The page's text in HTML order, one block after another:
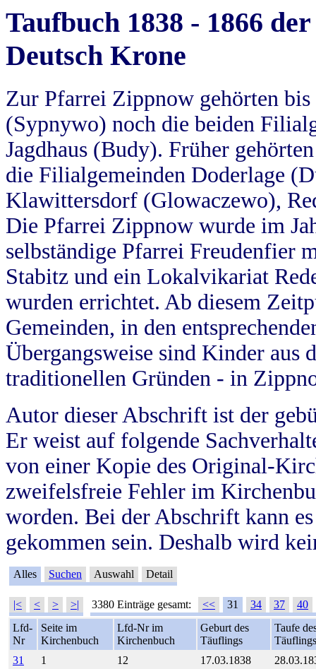
Taufbuch 1838 - 1866
Deutsch Krone
Zur Pfarrei Zippnow gehörten
(Sypnywo) noch die beiden
Jagdhaus (Budy). Früher
die Filialgemeinden Doderlage
Klawittersdorf (Glowaczewo),
Die Pfarrei Zippnow wurde im
selbständige Pfarrei Freudenfier
Stabitz und ein Lokalvikariat
wurden errichtet. Ab diesem
Gemeinden, in den
Übergangsweise sind Kinder aus
traditionellen Gründen - in
Autor dieser Abschrift ist der
Er weist auf folgende
von einer Kopie des Original-
zweifelsfreie Fehler im
worden. Bei der Abschrift kann
gekommen sein. Deshalb wird
Alles Suchen Auswahl Detail
|< < > >| 3380 Einträge gesamt: << 31 34 37
40
Lfd-
Nr
Seite im
Kirchenbuch
Lfd-Nr im
Kirchenbuch
Geburt des
Täuflings
Taufe
Täuflings
31
1 12 17.03.1838